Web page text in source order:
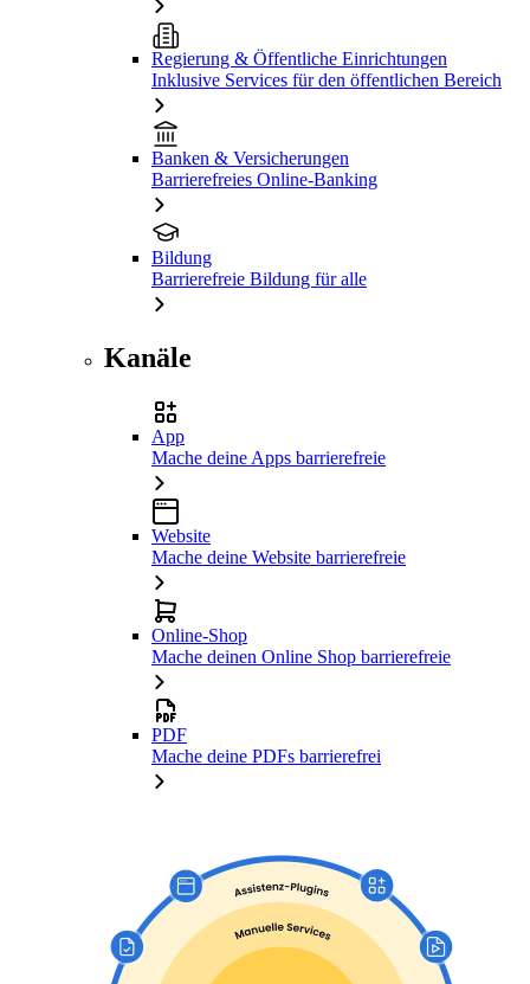
Regierung & Öffentliche Einrichtungen
Inklusive Services für den öffentlichen Bereich
Banken & Versicherungen
Barrierefreies Online-Banking
Bildung
Barrierefreie Bildung für alle
Kanäle
App
Mache deine Apps barrierefreie
Website
Mache deine Website barrierefreie
Online-Shop
Mache deinen Online Shop barrierefreie
PDF
Mache deine PDFs barrierefrei